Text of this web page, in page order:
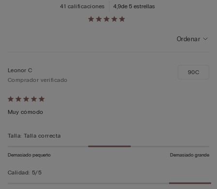
4,9de 5 estrellas
41 calificaciones
Ordenar
Calificación
de
sobre
Leonor C
Comprador verificado
Muy cómodo
90C
Talla: Talla correcta
Demasiado pequeño Demasiado grande
Calidad: 5/5